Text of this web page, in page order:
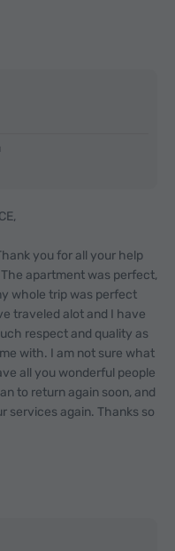
you for all your help
apartment was perfect,
whole trip was perfect
traveled alot and I have
respect and quality as
with. I am not sure what
all you wonderful people
to return again soon, and
services again. Thanks so